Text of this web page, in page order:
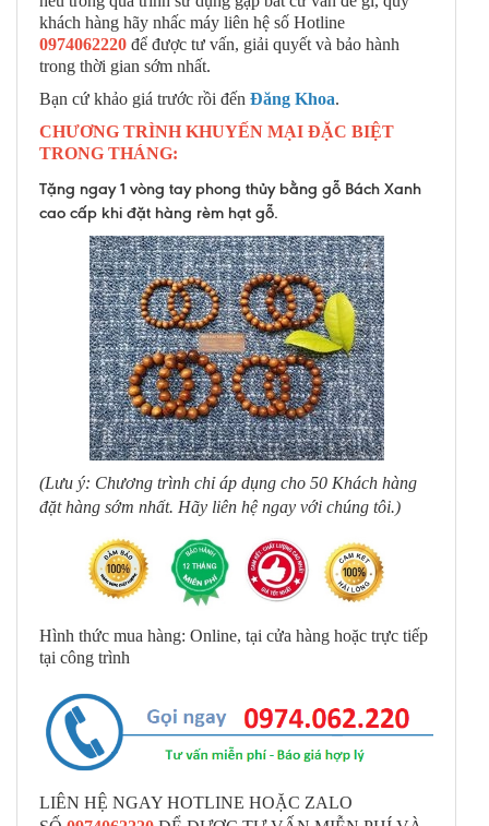
khách hàng hãy nhấc máy liên hệ số Hotline
0974062220 để được tư vấn, giải quyết và bảo hành
trong thời gian sớm nhất.
Bạn cứ khảo giá trước rồi đến Đăng Khoa.
CHƯƠNG TRÌNH KHUYẾN MẠI ĐẶC BIỆT
TRONG THÁNG:
Tặng ngay 1 vòng tay phong thủy bằng gỗ Bách Xanh
cao cấp khi đặt hàng rèm hạt gỗ.
(Lưu ý: Chương trình chỉ áp dụng cho 50 Khách hàng
đặt hàng sớm nhất. Hãy liên hệ ngay với chúng tôi.)
Hình thức mua hàng: Online, tại cửa hàng hoặc trực tiếp
tại công trình
LIÊN HỆ NGAY HOTLINE HOẶC ZALO